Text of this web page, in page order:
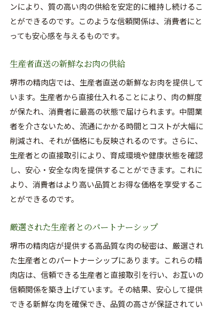
ンにより、質の高い肉の供給を安定的に維持し続けるこ
とができるのです。このような信頼関係は、消費者にと
っても安心感を与えるものです。
生産者直送の新鮮なお肉の供給
堺市の精肉店では、生産者直送の新鮮なお肉を提供して
います。生産者から直接仕入れることにより、肉の鮮度
が保たれ、消費者に最高の状態で届けられます。中間業
者を介さないため、流通にかかる時間とコストが大幅に
削減され、それが価格にも反映されるのです。さらに、
生産者との直接取引により、育成環境や健康状態を確認
し、安心・安全な肉を提供することができます。これに
より、消費者はより高い品質とお得な価格を享受するこ
とができるのです。
厳選された生産者とのパートナーシップ
堺市の精肉店が提供する高品質な肉の秘密は、厳選され
た生産者とのパートナーシップにあります。これらの精
肉店は、信頼できる生産者と直接取引を行い、お互いの
信頼関係を築き上げています。その結果、安心して提供
できる新鮮な肉を確保でき、品質の高さが保証されてい